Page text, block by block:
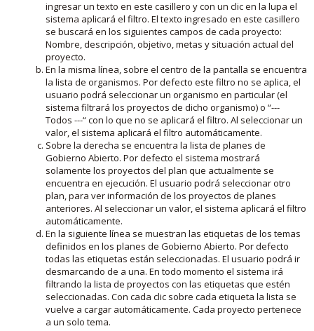
ingresar un texto en este casillero y con un clic en la lupa el
sistema aplicará el filtro. El texto ingresado en este casillero
se buscará en los siguientes campos de cada proyecto:
Nombre, descripción, objetivo, metas y situación actual del
proyecto.
En la misma línea, sobre el centro de la pantalla se encuentra
la lista de organismos. Por defecto este filtro no se aplica, el
usuario podrá seleccionar un organismo en particular (el
sistema filtrará los proyectos de dicho organismo) o “---
Todos ---“ con lo que no se aplicará el filtro. Al seleccionar un
valor, el sistema aplicará el filtro automáticamente.
Sobre la derecha se encuentra la lista de planes de
Gobierno Abierto. Por defecto el sistema mostrará
solamente los proyectos del plan que actualmente se
encuentra en ejecución. El usuario podrá seleccionar otro
plan, para ver información de los proyectos de planes
anteriores. Al seleccionar un valor, el sistema aplicará el filtro
automáticamente.
En la siguiente línea se muestran las etiquetas de los temas
definidos en los planes de Gobierno Abierto. Por defecto
todas las etiquetas están seleccionadas. El usuario podrá ir
desmarcando de a una. En todo momento el sistema irá
filtrando la lista de proyectos con las etiquetas que estén
seleccionadas. Con cada clic sobre cada etiqueta la lista se
vuelve a cargar automáticamente. Cada proyecto pertenece
a un solo tema.